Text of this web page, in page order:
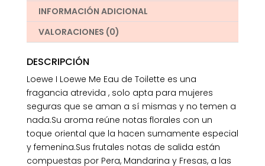
INFORMACIÓN ADICIONAL
VALORACIONES (0)
DESCRIPCIÓN
Loewe I Loewe Me Eau de Toilette es una
fragancia atrevida , solo apta para mujeres
seguras que se aman a sí mismas y no temen a
nada.Su aroma reúne notas florales con un
toque oriental que la hacen sumamente especial
y femenina.Sus frutales notas de salida están
compuestas por Pera, Mandarina y Fresas, a las